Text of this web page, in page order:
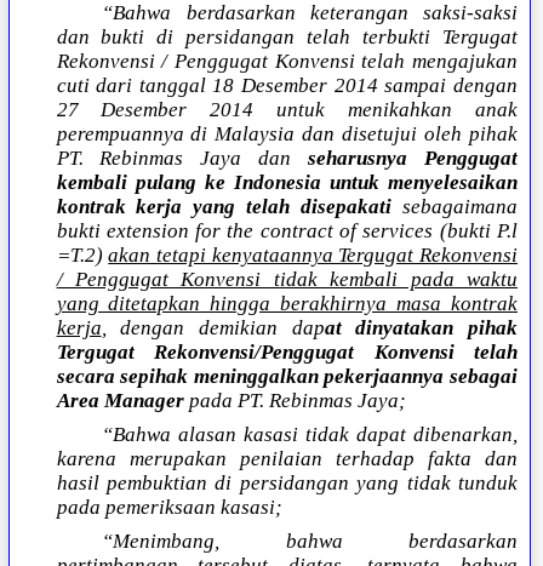
“Bahwa berdasarkan keterangan saksi-saksi
dan bukti di persidangan telah terbukti Tergugat
Rekonvensi / Penggugat Konvensi telah mengajukan
cuti dari tanggal 18 Desember 2014 sampai dengan
27 Desember 2014 untuk menikahkan anak
perempuannya di Malaysia dan disetujui oleh pihak
PT. Rebinmas Jaya danseharusnya Penggugat
kembali pulang ke Indonesia untuk menyelesaikan
kontrak kerja yang telah disepakati sebagaimana
bukti extension for the contract of services (bukti P.l
=T.2)akan tetapi kenyataannya Tergugat Rekonvensi
/ Penggugat Konvensi tidak kembali pada waktu
yang ditetapkan hingga berakhirnya masa kontrak
kerja, dengan demikian dapat dinyatakan pihak
Tergugat Rekonvensi/Penggugat Konvensi telah
secara sepihak meninggalkan pekerjaannya sebagai
Area Managerpada PT. Rebinmas Jaya;
“Bahwa alasan kasasi tidak dapat dibenarkan,
karena merupakan penilaian terhadap fakta dan
hasil pembuktian di persidangan yang tidak tunduk
pada pemeriksaan kasasi;
“Menimbang, bahwa berdasarkan